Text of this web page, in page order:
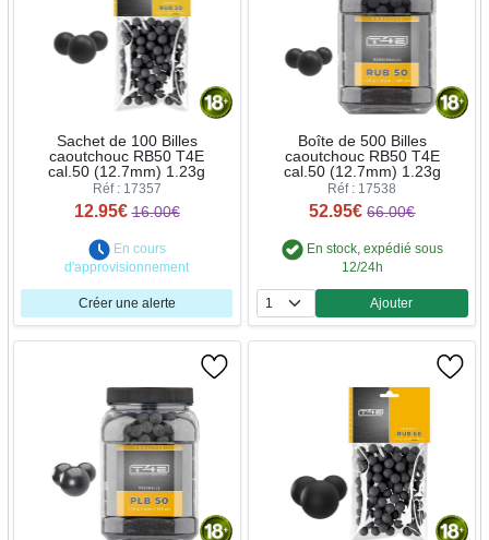
Sachet de 100 Billes
caoutchouc RB50 T4E
cal.50 (12.7mm) 1.23g
Réf : 17357
12.95€ 16.00€
En cours
d'approvisionnement
Créer une alerte
Boîte de 500 Billes
caoutchouc RB50 T4E
cal.50 (12.7mm) 1.23g
Réf : 17538
52.95€ 66.00€
En stock, expédié sous
12/24h
Quantité
Ajouter